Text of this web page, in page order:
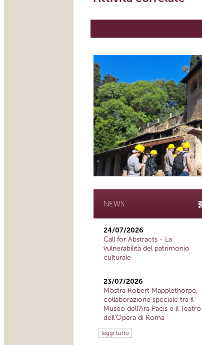
NEWS
24/07/2026
Call for Abstracts - La
vulnerabilità del patrimonio
culturale
23/07/2026
Mostra Robert Mapplethorpe,
collaborazione speciale tra il
Museo dell'Ara Pacis e il Teatro
dell'Opera di Roma
leggi tutto